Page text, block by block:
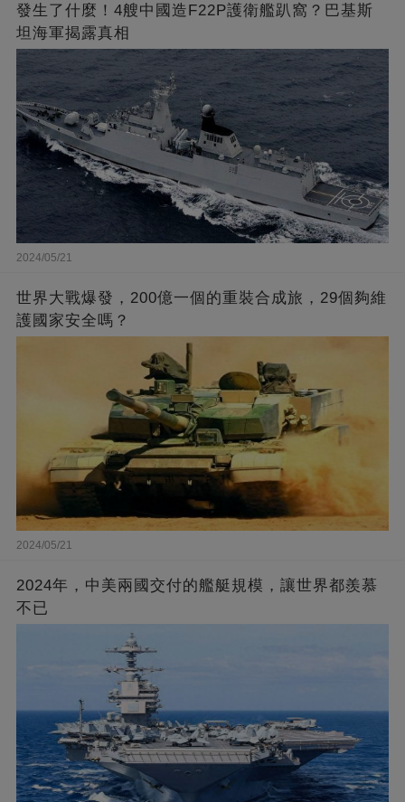
發生了什麼！4艘中國造F22P護衛艦趴窩？巴基斯
坦海軍揭露真相
2024/05/21
世界大戰爆發，200億一個的重裝合成旅，29個夠維
護國家安全嗎？
2024/05/21
2024年，中美兩國交付的艦艇規模，讓世界都羨慕
不已